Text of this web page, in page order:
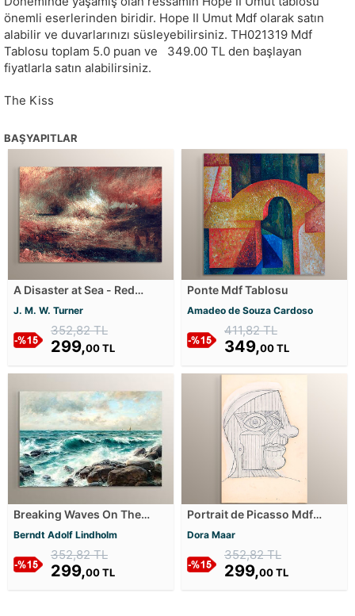
önemli eserlerinden biridir. Hope II Umut Mdf olarak satın
alabilir ve duvarlarınızı süsleyebilirsiniz. TH021319 Mdf
Tablosu toplam 5.0 puan ve 349.00 TL den başlayan
fiyatlarla satın alabilirsiniz.
The Kiss
BAŞYAPITLAR
A Disaster at Sea - Red
J. M. W. Turner
352,82 TL
299,00 TL
Ponte Mdf Tablosu
Amadeo de Souza Cardoso
411,82 TL
349,00 TL
Breaking Waves On The
Beach Mdf Tablosu
Berndt Adolf Lindholm
352,82 TL
299,00 TL
Portrait de Picasso Mdf
Dora Maar
352,82 TL
299,00 TL